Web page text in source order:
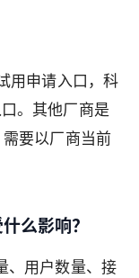
用申请入口，科
。其他厂商是
要以厂商当前
么影响？
、用户数量、接